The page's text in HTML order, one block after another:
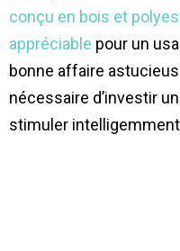
conçu en bois et
appréciable pour un
bonne affaire
nécessaire d’investir
stimuler